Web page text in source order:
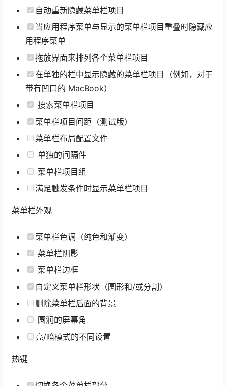
自动重新隐藏菜单栏项目
当应用程序菜单与显示的菜单栏项目重叠时隐藏应
用程序菜单
拖放界面来排列各个菜单栏项目
在单独的栏中显示隐藏的菜单栏项目（例如，对于
带有凹口的 MacBook）
搜索菜单栏项目
菜单栏项目间距（测试版）
菜单栏布局配置文件
单独的间隔件
菜单栏项目组
满足触发条件时显示菜单栏项目
菜单栏外观
菜单栏色调（纯色和渐变）
菜单栏阴影
菜单栏边框
自定义菜单栏形状（圆形和/或分割）
删除菜单栏后面的背景
圆润的屏幕角
亮/暗模式的不同设置
热键